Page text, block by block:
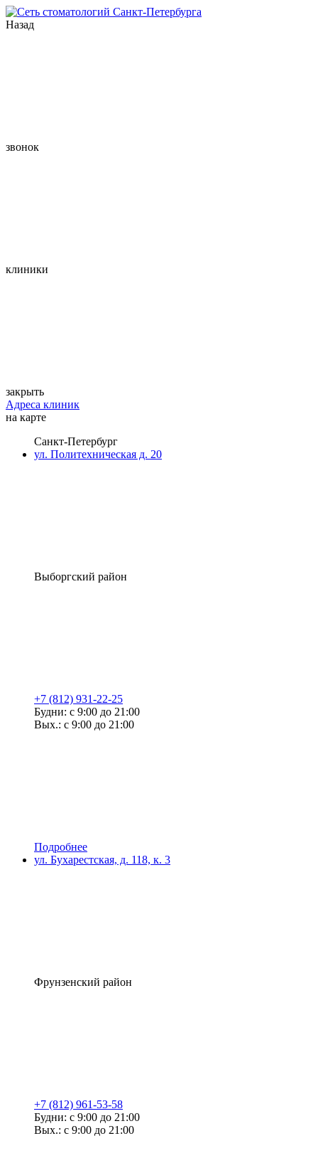
Назад
звонок
клиники
закрыть
Адреса клиник
на карте
Санкт-Петербург
ул. Политехническая д. 20
Выборгский район
+7 (812) 931-22-25
Будни: с 9:00 до 21:00
Вых.: с 9:00 до 21:00
Подробнее
ул. Бухарестская, д. 118, к. 3
Фрунзенский район
+7 (812) 961-53-58
Будни: с 9:00 до 21:00
Вых.: с 9:00 до 21:00